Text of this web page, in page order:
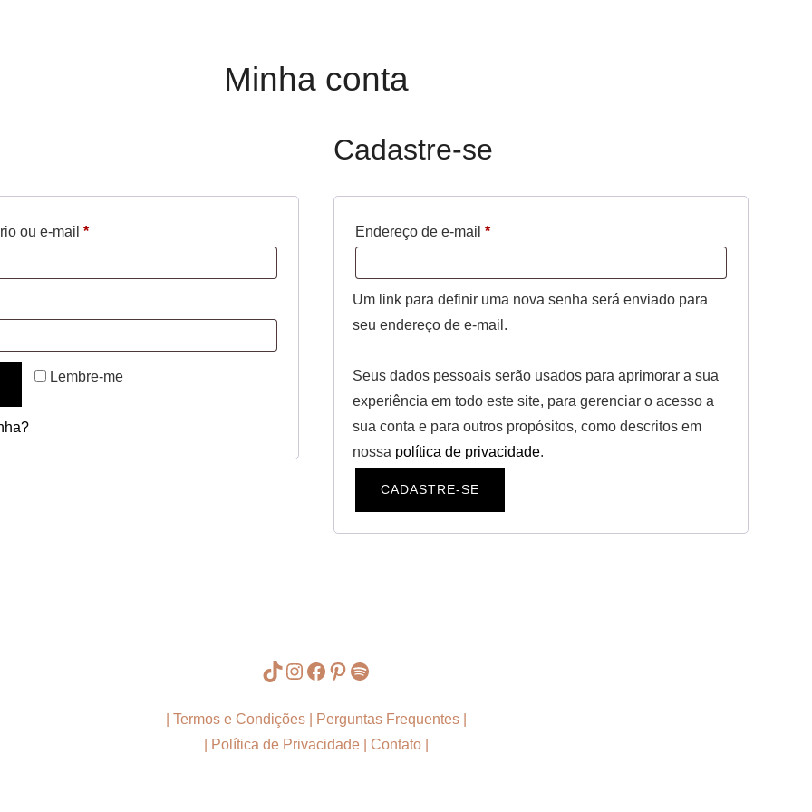
Minha conta
ou e-mail *Obrigatório
Lembre-me
Cadastre-se
Endereço de e-mail*Obrigatório
Um link para definir uma nova senha será enviado para
seu endereço de e-mail.
Seus dados pessoais serão usados para aprimorar a sua
experiência em todo este site, para gerenciar o acesso a
sua conta e para outros propósitos, como descritos em
nossa política de privacidade.
CADASTRE-SE
TikTok
Instagram
Facebook
Pinterest
Spotify
Termos e Condições Perguntas Frequentes
Política de Privacidade Contato